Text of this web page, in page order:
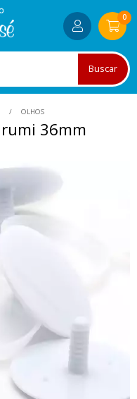
Buscar
0
OLHOS
36mm